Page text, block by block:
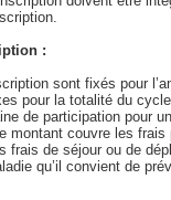
:
sont fixés pour
pour la totalité du
de participation pour
montant couvre les frais
frais de séjour ou de
qu’il convient de